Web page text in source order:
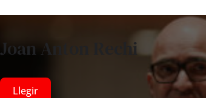
Joan Anton Rechi
Llegir